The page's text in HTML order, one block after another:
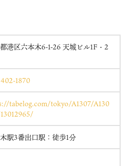
港区六本木6-1-26 天城ビル1F・2
1870
tabelog.com/tokyo/A1307/A130
駅3番出口駅：徒歩1分